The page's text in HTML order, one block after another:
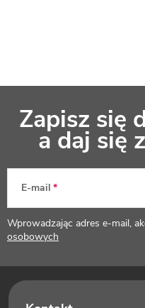
k
a
Zapisz się
a daj się
E-mail
Wprowadzając adres e-mail,
osobowych